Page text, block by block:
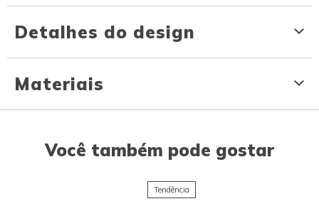
Detalhes do design
Materiais
Você também pode gostar
Tendência